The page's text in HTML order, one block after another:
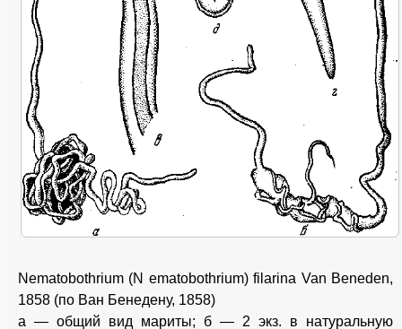
Nematobothrium (N ematobothrium) filarina Van Beneden,
1858 (по Ван Бенедену, 1858)
a — общий вид мариты; б — 2 экз. в натуральную